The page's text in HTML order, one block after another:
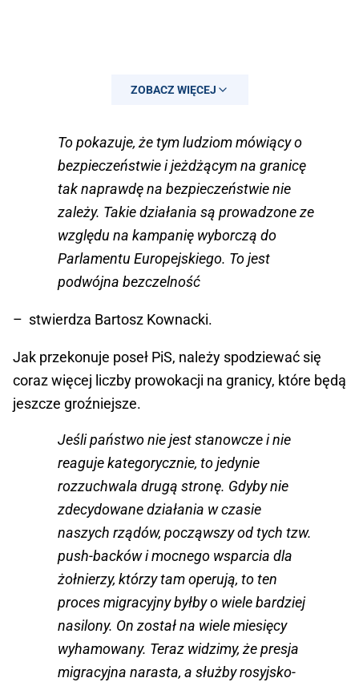
ZOBACZ WIĘCEJ
To pokazuje, że tym ludziom mówiący o
bezpieczeństwie i jeżdżącym na granicę
tak naprawdę na bezpieczeństwie nie
zależy. Takie działania są prowadzone ze
względu na kampanię wyborczą do
Parlamentu Europejskiego. To jest
podwójna bezczelność
– stwierdza Bartosz Kownacki.
Jak przekonuje poseł PiS, należy spodziewać się
coraz więcej liczby prowokacji na granicy, które będą
jeszcze groźniejsze.
Jeśli państwo nie jest stanowcze i nie
reaguje kategorycznie, to jedynie
rozzuchwala drugą stronę. Gdyby nie
zdecydowane działania w czasie
naszych rządów, począwszy od tych tzw.
push-backów i mocnego wsparcia dla
żołnierzy, którzy tam operują, to ten
proces migracyjny byłby o wiele bardziej
nasilony. On został na wiele miesięcy
wyhamowany. Teraz widzimy, że presja
migracyjna narasta, a służby rosyjsko-